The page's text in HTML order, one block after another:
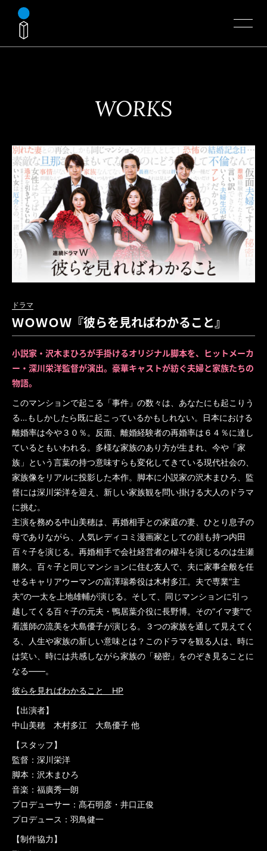
WORKS
ドラマ
ＷＯＷＯＷ『彼らを見ればわかること』
小説家・沢木まひろが手掛けるオリジナル脚本を、ヒットメーカ
ー・深川栄洋監督が演出。豪華キャストが紡ぐ夫婦と家族たちの
物語。
このマンションで起こる「事件」の数々は、あなたにも起こりう
る…もしかしたら既に起こっているかもしれない。日本における
離婚率は今や３０％。反面、離婚経験者の再婚率は６４％に達し
ているともいわれる。多様な家族のあり方が生まれ、今や「家
族」という言葉の持つ意味すらも変化してきている現代社会の、
家族像をリアルに投影した本作。脚本に小説家の沢木まひろ、監
督には深川栄洋を迎え、新しい家族観を問い掛ける大人のドラマ
に挑む。
主演を務める中山美穂は、再婚相手との家庭の妻、ひとり息子の
母でありながら、人気レディコミ漫画家としての顔も持つ内田
百々子を演じる。再婚相手で会社経営者の櫂斗を演じるのは生瀬
勝久。百々子と同じマンションに住む友人で、夫に家事全般を任
せるキャリアウーマンの富澤瑞希役は木村多江。夫で専業“主
夫”の一太を上地雄輔が演じる。そして、同じマンションに引っ
越してくる百々子の元夫・鴨居葉介役に長野博。その“イマ妻”で
看護師の流美を大島優子が演じる。３つの家族を通して見えてく
る、人生や家族の新しい意味とは？このドラマを観る人は、時に
は笑い、時には共感しながら家族の「秘密」をのぞき見ることに
なる――。
彼らを見ればわかること HP
【出演者】
中山美穂 木村多江 大島優子 他
【スタッフ】
監督：深川栄洋
脚本：沢木まひろ
音楽：福廣秀一朗
プロデューサー：髙石明彦・井口正俊
プロデュース：羽鳥健一
【制作協力】